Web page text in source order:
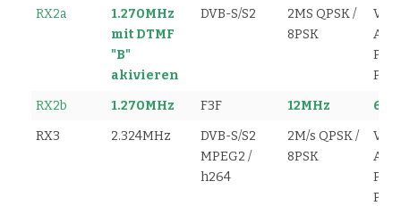
RX2a
1.270MHz
mit DTMF
"B"
akivieren
DVB-S/S2
2MS QPSK /
8PSK
RX2b
1.270MHz F3F 12MHz
RX3
2.324MHz
DVB-S/S2
MPEG2 /
h264
2M/s QPSK /
8PSK